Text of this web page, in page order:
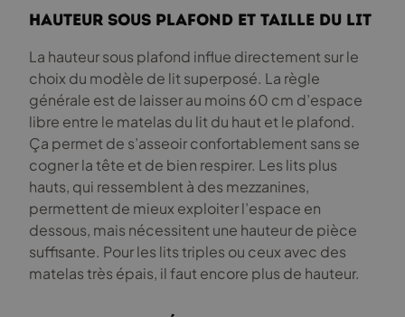
Hauteur sous plafond et taille du lit
La hauteur sous plafond influe directement sur le
choix du modèle de lit superposé. La règle
générale est de laisser au moins 60 cm d’espace
libre entre le matelas du lit du haut et le plafond.
Ça permet de s’asseoir confortablement sans se
cogner la tête et de bien respirer. Les lits plus
hauts, qui ressemblent à des mezzanines,
permettent de mieux exploiter l’espace en
dessous, mais nécessitent une hauteur de pièce
suffisante. Pour les lits triples ou ceux avec des
matelas très épais, il faut encore plus de hauteur.